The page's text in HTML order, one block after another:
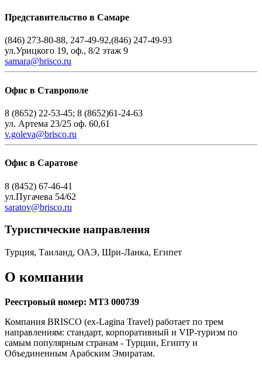
Представительство в Самаре
(846) 273-80-88, 247-49-92,(846) 247-49-93
ул.Урицкого 19, оф., 8/2 этаж 9
samara@brisco.ru
Офис в Ставрополе
8 (8652) 22-53-45; 8 (8652)61-24-63
ул. Артема 23/25 оф. 60,61
v.goleva@brisco.ru
Офис в Саратове
8 (8452) 67-46-41
ул.Пугачева 54/62
saratov@brisco.ru
Туристическиe направления
Турция, Таиланд, ОАЭ, Шри-Ланка, Египет
О компании
Реестровый номер: МТ3 000739
Компания BRISCO (ex-Lagina Travel) работает по трем
направлениям: стандарт, корпоративный и VIP-туризм по
самым популярным странам - Турции, Египту и
Объединенным Арабским Эмиратам.